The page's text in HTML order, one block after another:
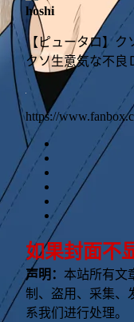
hoshi
【ピュータロ】ク
クソ生意気な不
https://
如果封面不
声明： 本站所有文
制、盗用、采集、
系我们进行处理。